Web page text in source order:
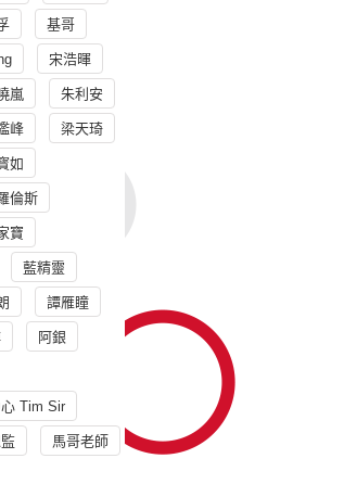
基哥
宋浩暉
嵐 朱利安
峰 梁天琦
如
倫斯
寶
藍精靈
譚雁瞳
阿銀
Tim Sir
馬哥老師